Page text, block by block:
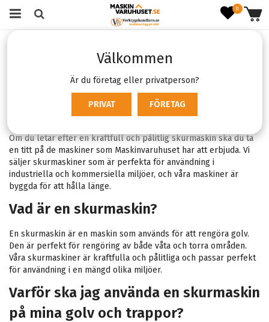
0
Välkommen
Är du företag eller privatperson?
PRIVAT FÖRETAG
Skurmaskiner
Professionella skurmaskiner
Om du letar efter en kraftfull och pålitlig skurmaskin ska du ta
en titt på de maskiner som Maskinvaruhuset har att erbjuda. Vi
säljer skurmaskiner som är perfekta för användning i
industriella och kommersiella miljöer, och våra maskiner är
byggda för att hålla länge.
Vad är en skurmaskin?
En skurmaskin är en maskin som används för att rengöra golv.
Den är perfekt för rengöring av både våta och torra områden.
Våra skurmaskiner är kraftfulla och pålitliga och passar perfekt
för användning i en mängd olika miljöer.
Varför ska jag använda en skurmaskin
på mina golv och trappor?